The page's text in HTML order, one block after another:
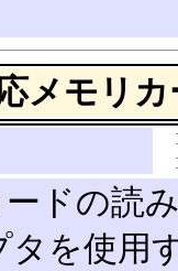
メモリ
ドの読
タを使用